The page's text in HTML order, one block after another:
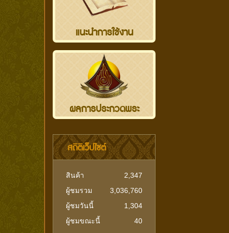
แนะนำการใช้งาน
ผลการประกวดพระ
สถิติเว็ปไซต์
สินค้า
2,347
ผู้ชมรวม
3,036,760
ผู้ชมวันนี้
1,304
ผู้ชมขณะนี้
40